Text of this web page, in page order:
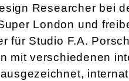
Researcher bei
London und
für Studio F.A.
mit verschiedenen